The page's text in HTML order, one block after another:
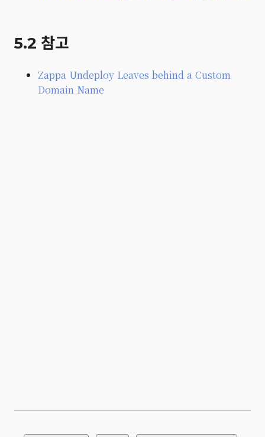
5.2 참고
Zappa Undeploy Leaves behind a Custom
Domain Name